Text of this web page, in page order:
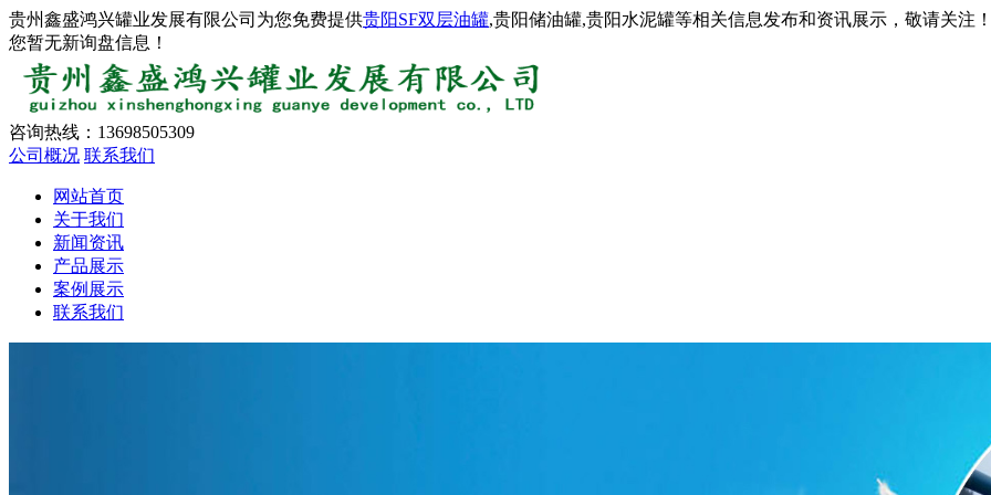
贵州鑫盛鸿兴罐业发展有限公司为您免费提供贵阳SF双层油罐,贵阳储油罐,贵阳水泥罐等相关信息发布和资讯展示，敬请关注
您暂无新询盘信息！
咨询热线： 13698505309
公司概况 联系我们
网站首页
关于我们
新闻资讯
产品展示
案例展示
联系我们